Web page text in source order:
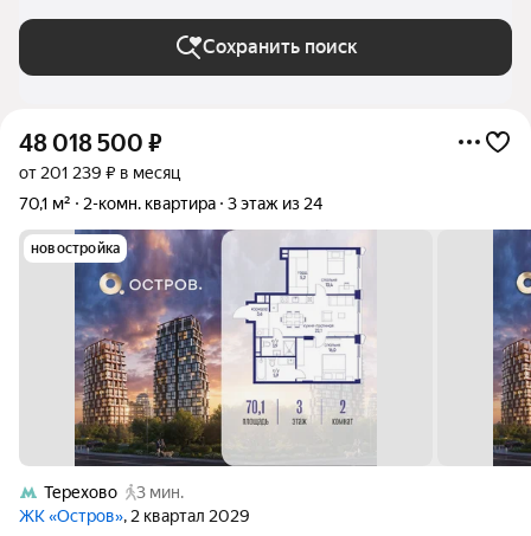
Сохранить поиск
48 018 500 ₽
от 201 239 ₽ в месяц
70,1 м²
2-комн. квартира 3 этаж из 24
новостройка
Терехово
3 мин.
ЖК «Остров», 2 квартал 2029